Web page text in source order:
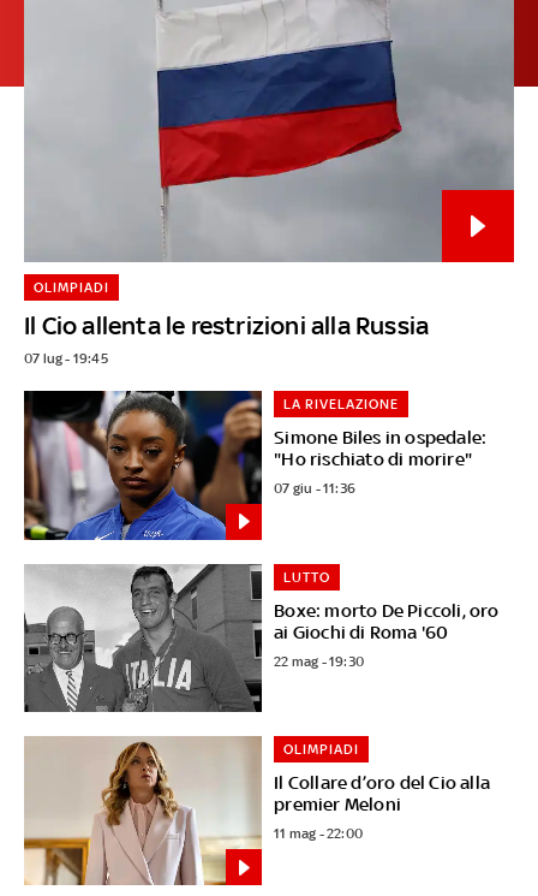
Il Cio allenta le restrizioni alla Russia
OLIMPIADI
07 lug - 19:45
Simone Biles in ospedale:
"Ho rischiato di morire"
LA RIVELAZIONE
07 giu - 11:36
Boxe: morto De Piccoli, oro
ai Giochi di Roma '60
LUTTO
22 mag - 19:30
Il Collare d’oro del Cio alla
premier Meloni
OLIMPIADI
11 mag - 22:00